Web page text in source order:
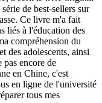
de best-sellers sur
Ce livre m'a fait
liés à l'éducation des
compréhension du
des adolescents, ainsi
encore de
en Chine, c'est
en ligne de l'université
tous mes